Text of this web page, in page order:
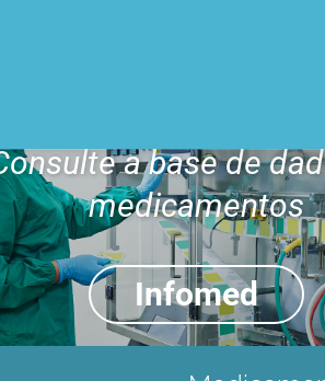
a base de
medicamentos
Infomed